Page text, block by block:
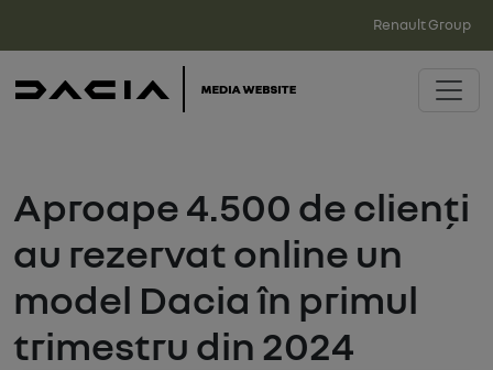
Renault Group
Aproape 4.500 de clienți
au rezervat online un
model Dacia în primul
trimestru din 2024